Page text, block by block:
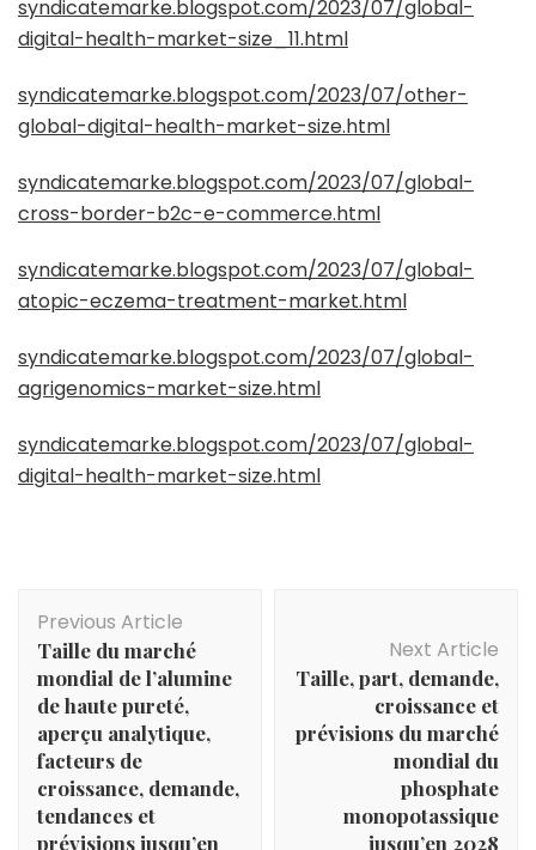
syndicatemarke.blogspot.com/2023/07/global-
digital-health-market-size_11.html
syndicatemarke.blogspot.com/2023/07/other-
global-digital-health-market-size.html
syndicatemarke.blogspot.com/2023/07/global-
cross-border-b2c-e-commerce.html
syndicatemarke.blogspot.com/2023/07/global-
atopic-eczema-treatment-market.html
syndicatemarke.blogspot.com/2023/07/global-
agrigenomics-market-size.html
syndicatemarke.blogspot.com/2023/07/global-
digital-health-market-size.html
Navigation
Previous Article
Taille du marché
mondial de l’alumine
de haute pureté,
aperçu analytique,
facteurs de
croissance, demande,
tendances et
prévisions jusqu’en
Next Article
Taille, part, demande,
croissance et
prévisions du marché
mondial du
phosphate
monopotassique
jusqu’en 2028